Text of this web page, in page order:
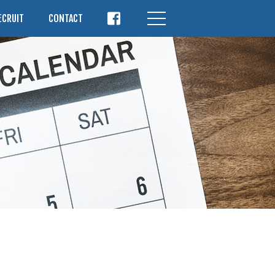
CONTACT